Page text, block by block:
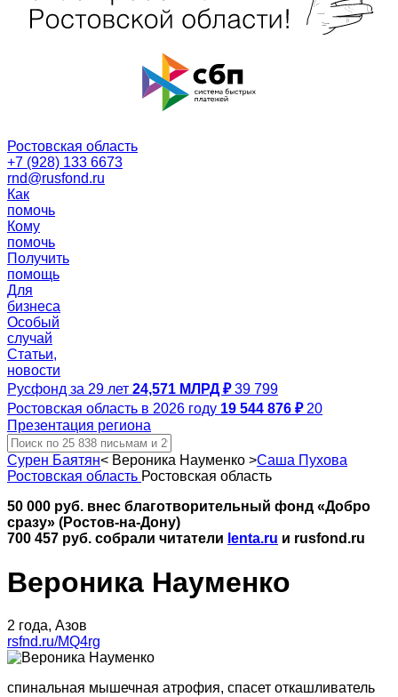
Ростовская область
+7 (928) 133 6673
rnd@rusfond.ru
Как
помочь
Кому
помочь
Получить
помощь
Для
бизнеса
Особый
случай
Статьи,
новости
Русфонд за 29 лет 24,571 МЛРД ₽ 39 799
Ростовская область в 2026 году 19 544 876 ₽ 20
Презентация региона
Сурен Баятян< Вероника Науменко >Саша Пухова
Ростовская область Ростовская область
50 000 руб. внес благотворительный фонд «Добро
сразу» (Ростов-на-Дону)
700 457 руб. собрали читатели lenta.ru и rusfond.ru
Вероника Науменко
2 года, Азов
rsfnd.ru/MQ4rg
спинальная мышечная атрофия, спасет откашливатель